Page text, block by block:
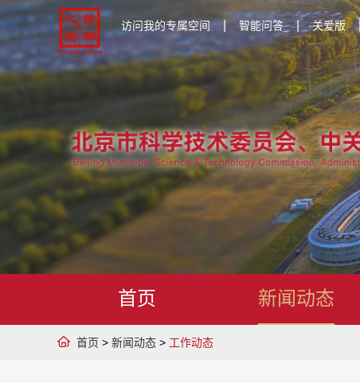
访问我的专属空间 智能问答 | 关爱版
首页 新闻动态
首页 > 新闻动态 > 工作动态